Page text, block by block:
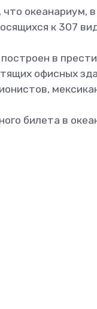
океанариум,
к 307
в
офисных
билета в